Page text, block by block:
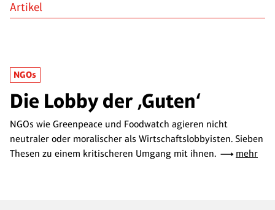
Artikel
NGOs
Die Lobby der ‚Guten‘
NGOs wie Greenpeace und Foodwatch agieren nicht
neutraler oder moralischer als Wirtschaftslobbyisten. Sieben
Thesen zu einem kritischeren Umgang mit ihnen.
mehr